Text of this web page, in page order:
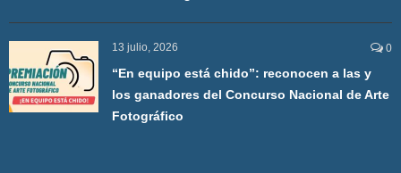
13 julio, 2026 0
“En equipo está chido”: reconocen a las y
los ganadores del Concurso Nacional de Arte
Fotográfico